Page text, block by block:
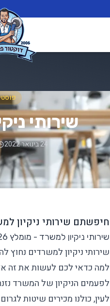
שירותי
24 בינואר 2022
חיפשתם שירותי ניקיון
שירותי ניקיון למשרד - מומלץ 2026
שירותי ניקיון למשרדים נחוץ
למה כדאי לכם לעשות את זה
לפעמים הניקיון של המשרד
לעין, כולנו מכירים שיטות